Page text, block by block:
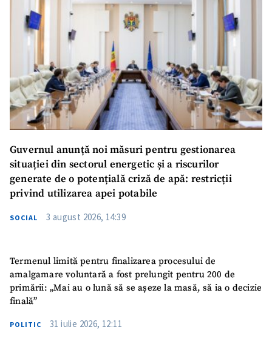
Guvernul anunță noi măsuri pentru gestionarea
situației din sectorul energetic și a riscurilor
generate de o potențială criză de apă: restricții
privind utilizarea apei potabile
SOCIAL 3 august 2026, 14:39
Termenul limită pentru finalizarea procesului de
amalgamare voluntară a fost prelungit pentru 200 de
primării: „Mai au o lună să se așeze la masă, să ia o decizie
finală”
POLITIC 31 iulie 2026, 12:11